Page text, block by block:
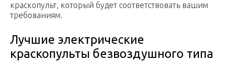
краскопульт, который будет соответствовать вашим
требованиям.
Лучшие электрические
краскопульты безвоздушного типа